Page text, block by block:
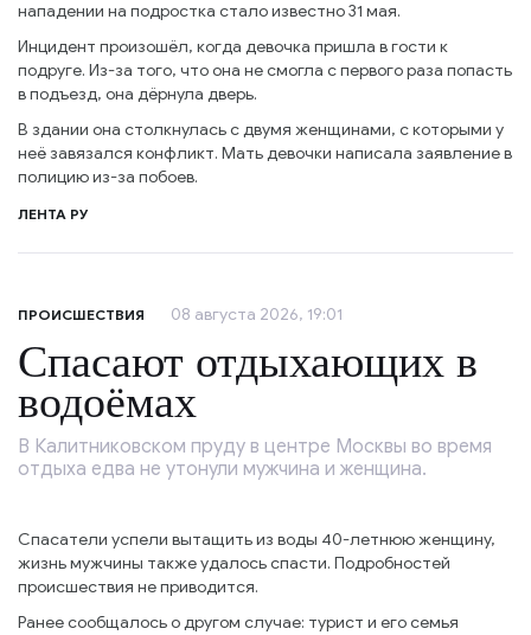
нападении на подростка стало известно 31 мая.
Инцидент произошёл, когда девочка пришла в гости к
подруге. Из-за того, что она не смогла с первого раза попасть
в подъезд, она дёрнула дверь.
В здании она столкнулась с двумя женщинами, с которыми у
неё завязался конфликт. Мать девочки написала заявление в
полицию из-за побоев.
ЛЕНТА РУ
ПРОИСШЕСТВИЯ 08 августа 2026, 19:01
Спасают отдыхающих в
водоёмах
В Калитниковском пруду в центре Москвы во время
отдыха едва не утонули мужчина и женщина.
Спасатели успели вытащить из воды 40-летнюю женщину,
жизнь мужчины также удалось спасти. Подробностей
происшествия не приводится.
Ранее сообщалось о другом случае: турист и его семья